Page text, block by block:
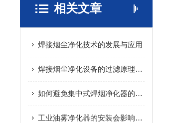
相关文章
焊接烟尘净化技术的发展与应用
焊接烟尘净化设备的过滤原理与技术
如何避免集中式焊烟净化器的操作误区？
工业油雾净化器的安装会影响其使用效果吗